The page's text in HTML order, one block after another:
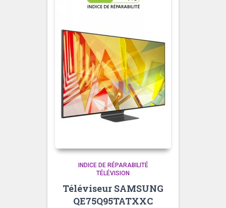
INDICE DE RÉPARABILITÉ
TÉLÉVISION
Téléviseur SAMSUNG
QE75Q95TATXXC